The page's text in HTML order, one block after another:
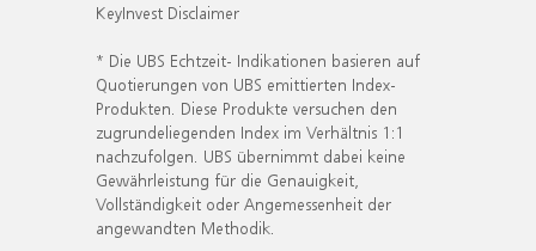
KeyInvest Disclaimer
* Die UBS Echtzeit- Indikationen basieren auf
Quotierungen von UBS emittierten Index-
Produkten. Diese Produkte versuchen den
zugrundeliegenden Index im Verhältnis 1:1
nachzufolgen. UBS übernimmt dabei keine
Gewährleistung für die Genauigkeit,
Vollständigkeit oder Angemessenheit der
angewandten Methodik.